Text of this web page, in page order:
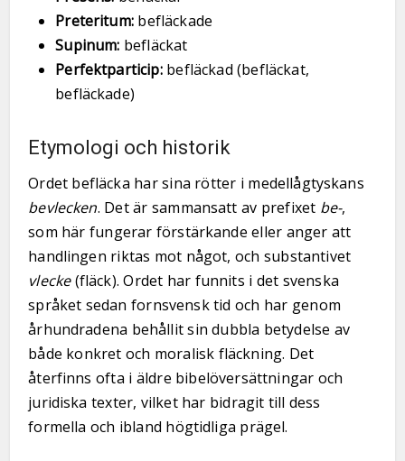
Preteritum:befläckade
Supinum: befläckat
Perfektparticip:befläckad (befläckat,
befläckade)
Etymologi och historik
Ordet befläcka har sina rötter i medellågtyskans
bevlecken. Det är sammansatt av prefixet be-,
som här fungerar förstärkande eller anger att
handlingen riktas mot något, och substantivet
vlecke(fläck). Ordet har funnits i det svenska
språket sedan fornsvensk tid och har genom
århundradena behållit sin dubbla betydelse av
både konkret och moralisk fläckning. Det
återfinns ofta i äldre bibelöversättningar och
juridiska texter, vilket har bidragit till dess
formella och ibland högtidliga prägel.